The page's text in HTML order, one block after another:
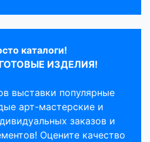
каталоги!
ИЗДЕЛИЯ!
выставки популярные
арт-мастерские и
заказов и
Оцените качество